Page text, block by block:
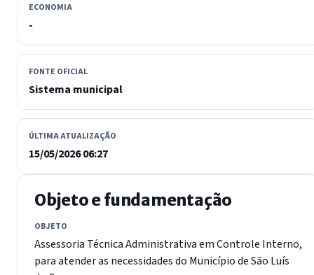
ECONOMIA
-
FONTE OFICIAL
Sistema municipal
ÚLTIMA ATUALIZAÇÃO
15/05/2026 06:27
Objeto e fundamentação
OBJETO
Assessoria Técnica Administrativa em Controle Interno,
para atender as necessidades do Município de São Luís